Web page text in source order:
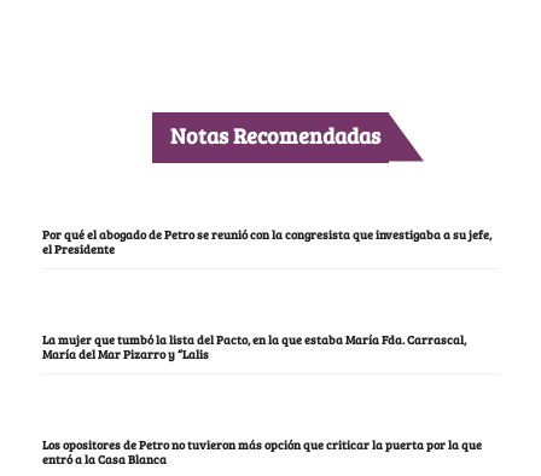
Notas Recomendadas
Por qué el abogado de Petro se reunió con la congresista que investigaba a su jefe,
el Presidente
La mujer que tumbó la lista del Pacto, en la que estaba María Fda. Carrascal,
María del Mar Pizarro y “Lalis
Los opositores de Petro no tuvieron más opción que criticar la puerta por la que
entró a la Casa Blanca